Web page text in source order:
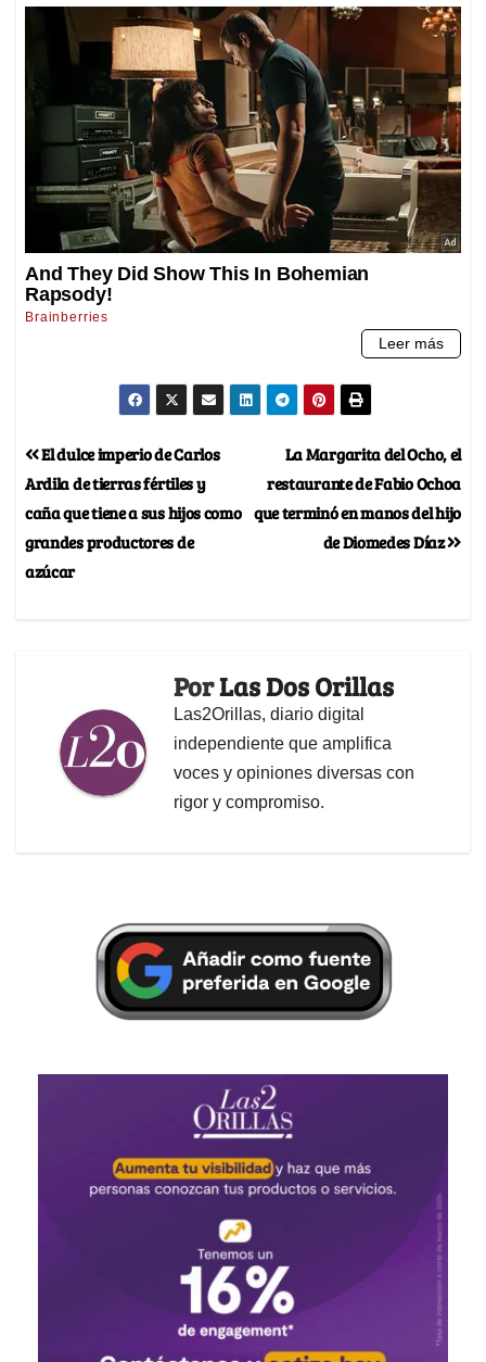
La Margarita del Ocho, el
restaurante de Fabio Ochoa
que terminó en manos del hijo
de Diomedes Díaz
El dulce imperio de Carlos
Ardila de tierras fértiles y
caña que tiene a sus hijos como
grandes productores de
azúcar
PorLas Dos Orillas
Las2Orillas, diario digital
independiente que amplifica
voces y opiniones diversas con
rigor y compromiso.